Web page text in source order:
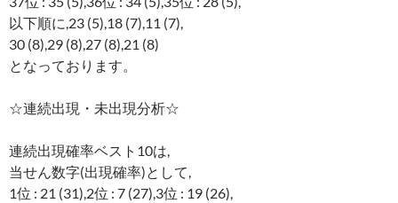
以下順に,23 (5),18 (7),11 (7),
30 (8),29 (8),27 (8),21 (8)
となっております。
☆連続出現・未出現分析☆
連続出現確率ベスト10は,
当せん数字(出現確率)として,
1位 : 21 (31),2位 : 7 (27),3位 : 19 (26),